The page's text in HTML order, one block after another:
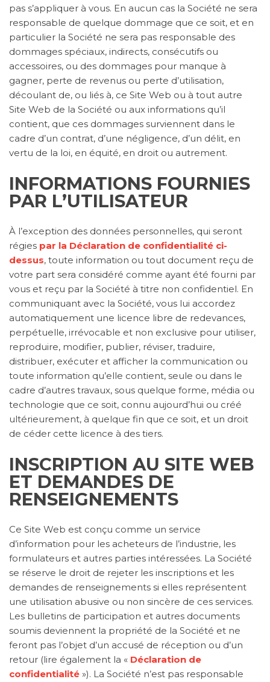
pas s’appliquer à vous. En aucun cas la Société ne sera
responsable de quelque dommage que ce soit, et en
particulier la Société ne sera pas responsable des
dommages spéciaux, indirects, consécutifs ou
accessoires, ou des dommages pour manque à
gagner, perte de revenus ou perte d’utilisation,
découlant de, ou liés à, ce Site Web ou à tout autre
Site Web de la Société ou aux informations qu’il
contient, que ces dommages surviennent dans le
cadre d’un contrat, d’une négligence, d’un délit, en
vertu de la loi, en équité, en droit ou autrement.
INFORMATIONS FOURNIES
PAR L’UTILISATEUR
À l’exception des données personnelles, qui seront
régies par la Déclaration de confidentialité ci-
dessus, toute information ou tout document reçu de
votre part sera considéré comme ayant été fourni par
vous et reçu par la Société à titre non confidentiel. En
communiquant avec la Société, vous lui accordez
automatiquement une licence libre de redevances,
perpétuelle, irrévocable et non exclusive pour utiliser,
reproduire, modifier, publier, réviser, traduire,
distribuer, exécuter et afficher la communication ou
toute information qu’elle contient, seule ou dans le
cadre d’autres travaux, sous quelque forme, média ou
technologie que ce soit, connu aujourd’hui ou créé
ultérieurement, à quelque fin que ce soit, et un droit
de céder cette licence à des tiers.
INSCRIPTION AU SITE WEB
ET DEMANDES DE
RENSEIGNEMENTS
Ce Site Web est conçu comme un service
d’information pour les acheteurs de l’industrie, les
formulateurs et autres parties intéressées. La Société
se réserve le droit de rejeter les inscriptions et les
demandes de renseignements si elles représentent
une utilisation abusive ou non sincère de ces services.
Les bulletins de participation et autres documents
soumis deviennent la propriété de la Société et ne
feront pas l’objet d’un accusé de réception ou d’un
retour (lire également la « Déclaration de
confidentialité »). La Société n’est pas responsable